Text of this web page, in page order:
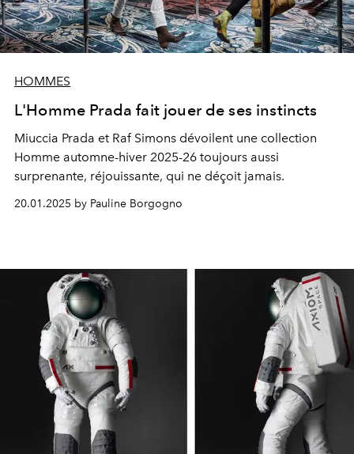
HOMMES
L'Homme Prada fait jouer de ses instincts
Miuccia Prada et Raf Simons dévoilent une collection
Homme automne-hiver 2025-26 toujours aussi
surprenante, réjouissante, qui ne déçoit jamais.
20.01.2025 by Pauline Borgogno